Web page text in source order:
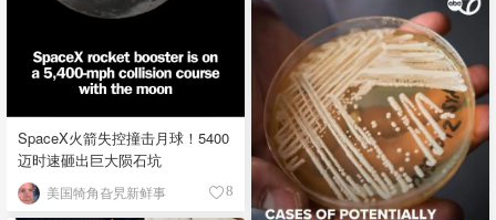
SpaceX火箭失控撞击月球！5400
迈时速砸出巨大陨石坑
美国犄角旮旯新鲜事 8